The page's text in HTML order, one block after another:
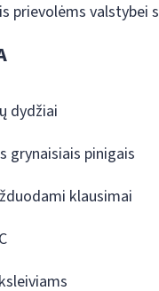
prievolėms valstybei
dydžiai
grynaisiais pinigais
klausimai